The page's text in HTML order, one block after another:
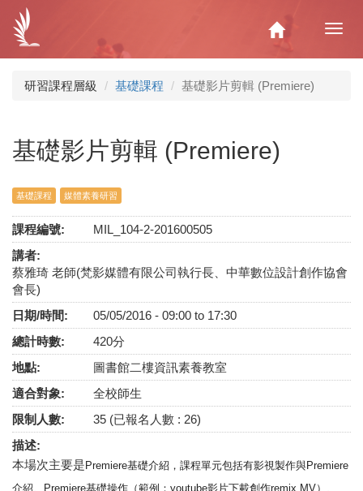
內
Home
研習課程層級 基礎課程 基礎影片剪輯 (Premiere)
基礎影片剪輯 (Premiere)
基礎課程 媒體素養研習
課程編號:
MIL_104-2-201600505
講者:
蔡雅琦 老師(梵影媒體有限公司執行長、中華數位設計創作協會
會長)
日期/時間:
05/05/2016 - 09:00 to 17:30
總計時數:
420分
地點:
圖書館二樓資訊素養教室
適合對象:
全校師生
限制人數:
35 (已報名人數 : 26)
描述:
本場次主要是 Premiere基礎介紹，課程單元包括有影視製作與Premiere
介紹、
Premiere基礎操作 （範例：youtube影片下載創作remix MV）、